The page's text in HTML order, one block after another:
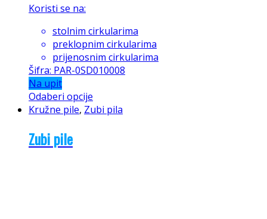
Koristi se na:
stolnim cirkularima
preklopnim cirkularima
prijenosnim cirkularima
Šifra: PAR-0SD010008
Na upit
Odaberi opcije
Kružne pile, Zubi pila
Zubi pile